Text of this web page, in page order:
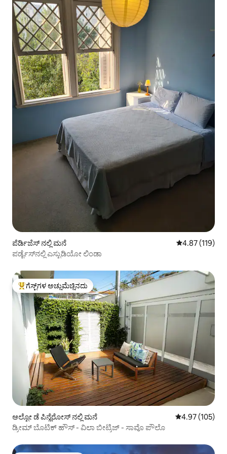
ಪೆರ್ಡಿಜೆಸ್ ನಲ್ಲಿ ಮನೆ 5 ರಲ್ಲಿ 4.87
4.87 (119)
ಪರ್ಡೈಸ್‌ನಲ್ಲಿ ಎಸ್ಟುಡಿಯೋ ಲಿಂಡಾ
ಗೆಸ್ಟ್‌ಗಳಿಗೆ ಅತಿ ಹೆಚ್ಚು ಅಚ್ಚುಮೆಚ್ಚಿನದು
ಗೆಸ್ಟ್‌ಗಳ ಅಚ್ಚುಮೆಚ್ಚಿನದು
ಆಲ್ಟೋ ಡೆ ಪಿನ್ಹೆರೋಸ್ ನಲ್ಲಿ ಮನೆ 5 ರಲ್ಲಿ 4.97
4.97 (105)
ಡ್ರೀಮ್ ಬೊಟಿಕ್ ಹೌಸ್ - ವಿಲಾ ಬೀಟ್ರಿಜ್ - ಸಾವೊ ಪೌಲೊ